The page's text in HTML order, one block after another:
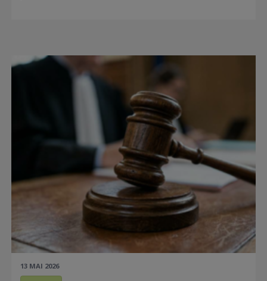
13 MAI 2026